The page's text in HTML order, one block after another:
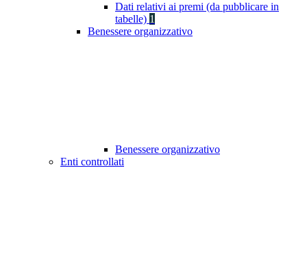
Dati relativi ai premi (da pubblicare in
tabelle) 1
Benessere organizzativo
Benessere organizzativo
Enti controllati